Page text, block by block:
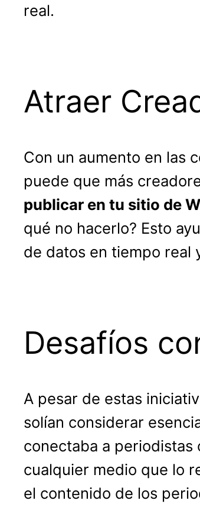
real.
Atraer
Con un aumento en las
puede que más
publicar en tu sitio de
qué no hacerlo? Esto
de datos en tiempo real
Desafíos
A pesar de estas
solían considerar
conectaba a periodistas
cualquier medio que lo
el contenido de los